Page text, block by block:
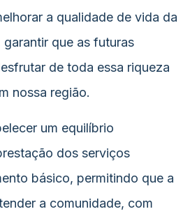
a qualidade de vida da
que as futuras
de toda essa riqueza
nossa região.
um equilíbrio
dos serviços
básico, permitindo que a
a comunidade, com